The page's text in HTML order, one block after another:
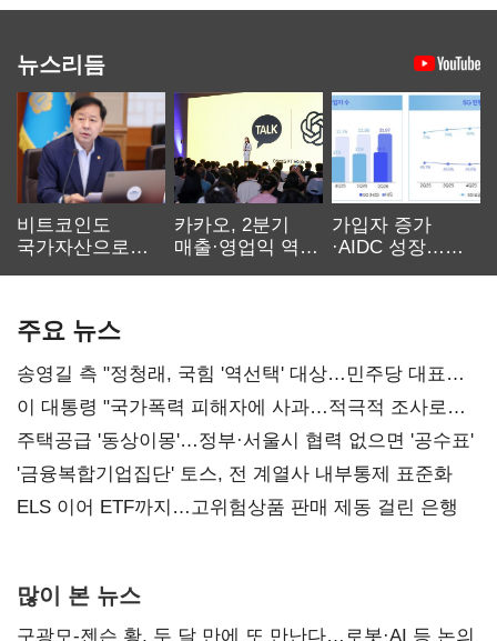
뉴스리듬
비트코인도
국가자산으로…'
카카오, 2분기
매출·영업익 역대
가입자 증가
·AIDC 성장…
주요 뉴스
송영길 측 "정청래, 국힘 '역선택' 대상…민주당 대표로
총선 지휘 못해"
이 대통령 "국가폭력 피해자에 사과…적극적 조사로
진실 밝혀야"
주택공급 '동상이몽'…정부·서울시 협력 없으면 '공수표'
'금융복합기업집단' 토스, 전 계열사 내부통제 표준화
ELS 이어 ETF까지…고위험상품 판매 제동 걸린 은행
많이 본 뉴스
구광모-젠슨 황, 두 달 만에 또 만난다…로봇·AI 등 논의